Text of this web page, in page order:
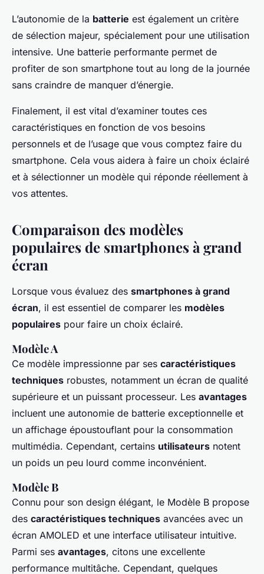
L’autonomie de la batterie est également un critère
de sélection majeur, spécialement pour une utilisation
intensive. Une batterie performante permet de
profiter de son smartphone tout au long de la journée
sans craindre de manquer d’énergie.
Finalement, il est vital d’examiner toutes ces
caractéristiques en fonction de vos besoins
personnels et de l’usage que vous comptez faire du
smartphone. Cela vous aidera à faire un choix éclairé
et à sélectionner un modèle qui réponde réellement à
vos attentes.
Comparaison des modèles
populaires de smartphones à grand
écran
Lorsque vous évaluez des smartphones à grand
écran, il est essentiel de comparer les modèles
populaires pour faire un choix éclairé.
Modèle A
Ce modèle impressionne par ses caractéristiques
techniques robustes, notamment un écran de qualité
supérieure et un puissant processeur. Les avantages
incluent une autonomie de batterie exceptionnelle et
un affichage époustouflant pour la consommation
multimédia. Cependant, certains utilisateurs notent
un poids un peu lourd comme inconvénient.
Modèle B
Connu pour son design élégant, le Modèle B propose
des caractéristiques techniques avancées avec un
écran AMOLED et une interface utilisateur intuitive.
Parmi ses avantages, citons une excellente
performance multitâche. Cependant, quelques